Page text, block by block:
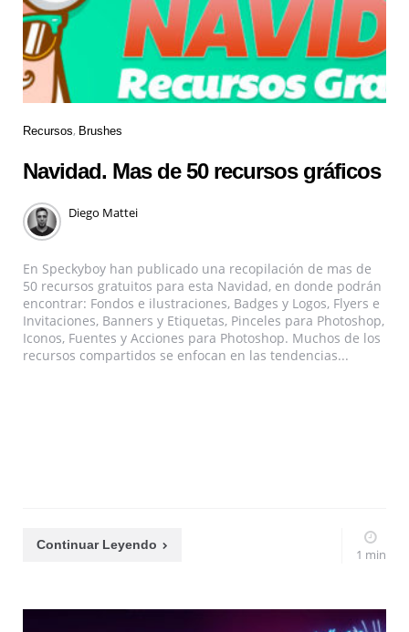
Recursos Brushes
Navidad. Mas de 50 recursos gráficos
Diego Mattei
En Speckyboy han publicado una recopilación de mas de
50 recursos gratuitos para esta Navidad, en donde podrán
encontrar: Fondos e ilustraciones, Badges y Logos, Flyers e
Invitaciones, Banners y Etiquetas, Pinceles para Photoshop,
Iconos, Fuentes y Acciones para Photoshop. Muchos de los
recursos compartidos se enfocan en las tendencias...
Continuar Leyendo
1 min